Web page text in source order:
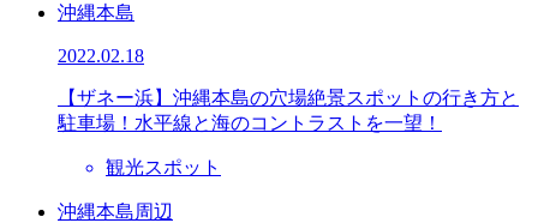
沖縄本島
2022.02.18
【ザネー浜】沖縄本島の穴場絶景スポットの行き方と
駐車場！水平線と海のコントラストを一望！
観光スポット
沖縄本島周辺